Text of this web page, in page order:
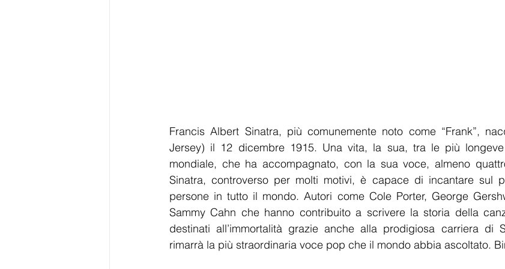
Francis Albert Sinatra, più comunemente noto come “Frank”,
Jersey) il 12 dicembre 1915. Una vita, la sua, tra le più
mondiale, che ha accompagnato, con la sua voce, almeno
Sinatra, controverso per molti motivi, è capace di incantare sul
persone in tutto il mondo. Autori come Cole Porter, George
Sammy Cahn che hanno contribuito a scrivere la storia della
destinati all’immortalità grazie anche alla prodigiosa carriera di
rimarrà la più straordinaria voce pop che il mondo abbia ascoltato.